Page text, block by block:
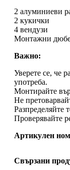
2 алуминиеви
2 кукички
4 вендузи
Монтажни
Важно:
Уверете се, че
употреба.
Монтирайте
Не
Разпределяйте
Проверявайте
Артикулен
Свързани